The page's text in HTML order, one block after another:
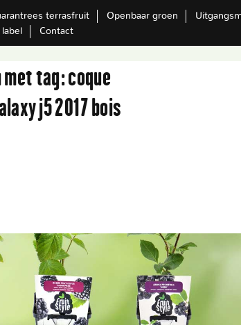
terrasfruit Openbaar groen
label
Contact
tag:coque
j5 2017 bois